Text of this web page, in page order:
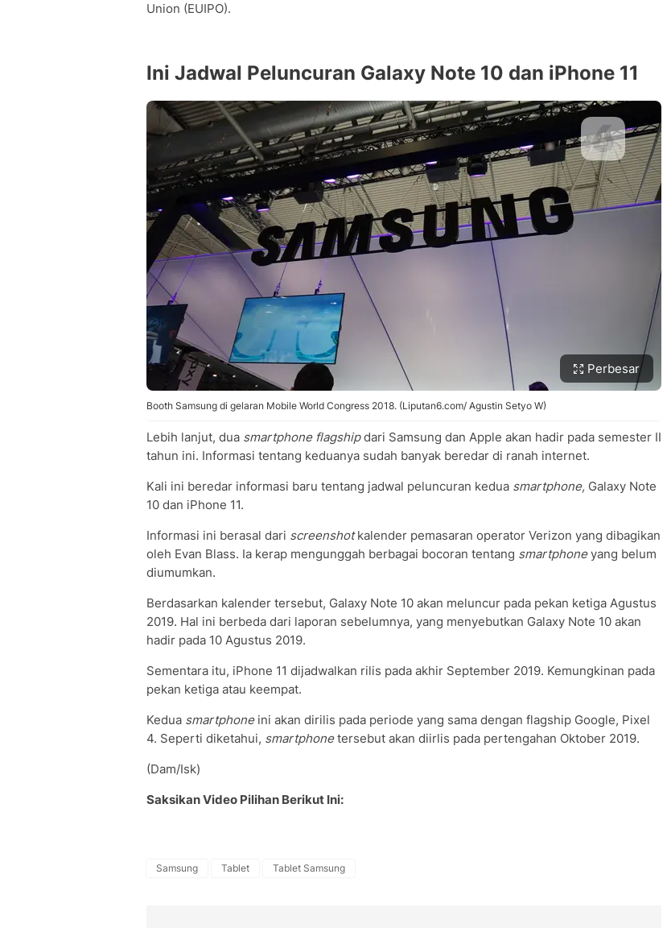
Union (EUIPO).
Ini Jadwal Peluncuran Galaxy Note 10 dan iPhone 11
Perbesar
Booth Samsung di gelaran Mobile World Congress 2018. (Liputan6.com/ Agustin Setyo W)
Lebih lanjut, dua smartphone flagshipdari Samsung dan Apple akan hadir pada semester II
tahun ini. Informasi tentang keduanya sudah banyak beredar di ranah internet.
Kali ini beredar informasi baru tentang jadwal peluncuran kedua smartphone, Galaxy Note
10 dan iPhone 11.
Informasi ini berasal dari screenshotkalender pemasaran operator Verizon yang dibagikan
oleh Evan Blass. Ia kerap mengunggah berbagai bocoran tentang smartphoneyang belum
diumumkan.
Berdasarkan kalender tersebut, Galaxy Note 10 akan meluncur pada pekan ketiga Agustus
2019. Hal ini berbeda dari laporan sebelumnya, yang menyebutkan Galaxy Note 10 akan
hadir pada 10 Agustus 2019.
Sementara itu, iPhone 11 dijadwalkan rilis pada akhir September 2019. Kemungkinan pada
pekan ketiga atau keempat.
Kedua smartphoneini akan dirilis pada periode yang sama dengan flagship Google, Pixel
4. Seperti diketahui, smartphonetersebut akan diirlis pada pertengahan Oktober 2019.
(Dam/Isk)
Saksikan Video Pilihan Berikut Ini:
Samsung Tablet Tablet Samsung